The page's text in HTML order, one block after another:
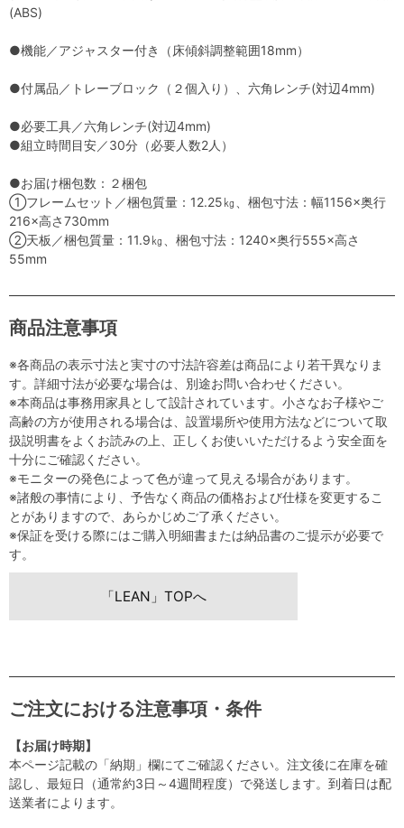
(ABS)
●機能／アジャスター付き（床傾斜調整範囲18mm）
●付属品／トレーブロック（２個入り）、六角レンチ(対辺4mm)
●必要工具／六角レンチ(対辺4mm)
●組立時間目安／30分（必要人数2人）
●お届け梱包数：２梱包
①フレームセット／梱包質量：12.25㎏、梱包寸法：幅1156×奥行
216×高さ730mm
②天板／梱包質量：11.9㎏、梱包寸法：1240×奥行555×高さ
55mm
商品注意事項
※各商品の表示寸法と実寸の寸法許容差は商品により若干異なりま
す。詳細寸法が必要な場合は、別途お問い合わせください。
※本商品は事務用家具として設計されています。小さなお子様やご
高齢の方が使用される場合は、設置場所や使用方法などについて取
扱説明書をよくお読みの上、正しくお使いいただけるよう安全面を
十分にご確認ください。
※モニターの発色によって色が違って見える場合があります。
※諸般の事情により、予告なく商品の価格および仕様を変更するこ
とがありますので、あらかじめご了承ください。
※保証を受ける際にはご購入明細書または納品書のご提示が必要で
す。
「LEAN」TOPへ
ご注文における注意事項・条件
【お届け時期】
本ページ記載の「納期」欄にてご確認ください。注文後に在庫を確
認し、最短日（通常約3日～4週間程度）で発送します。到着日は配
送業者によります。